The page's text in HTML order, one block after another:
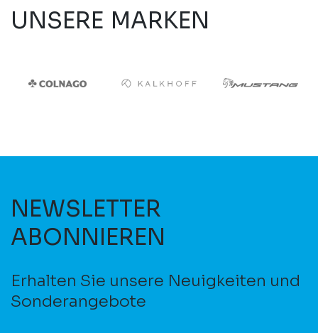
UNSERE MARKEN
NEWSLETTER
ABONNIEREN
Erhalten Sie unsere Neuigkeiten und
Sonderangebote